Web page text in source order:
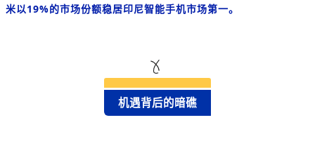
米以19%的市场份额稳居印尼智能手机市场第一。
机遇背后的暗礁